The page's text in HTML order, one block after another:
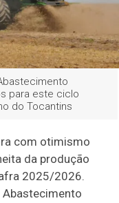
para este ciclo
do Tocantins
com otimismo
da produção
2025/2026.
Abastecimento